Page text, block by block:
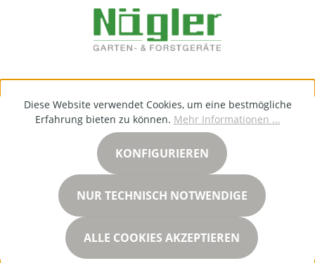
Diese Website verwendet Cookies, um eine bestmögliche
Erfahrung bieten zu können. Mehr Informationen ...
NUR TECHNISCH NOTWENDIGE
KONFIGURIEREN
ALLE COOKIES AKZEPTIEREN